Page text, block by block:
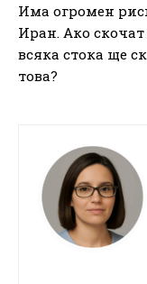
Има огромен
Иран. Ако
всяка стока ще
това?